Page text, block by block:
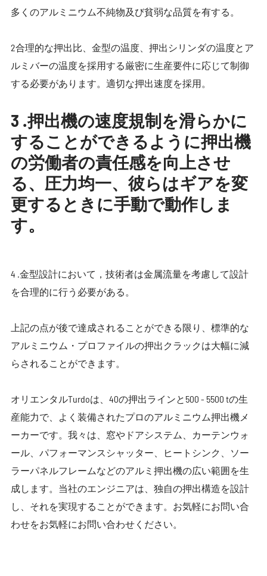
多くのアルミニウム不純物及び貧弱な品質を有する。
2合理的な押出比、金型の温度、押出シリンダの温度とア
ルミバーの温度を採用する厳密に生産要件に応じて制御
する必要があります。適切な押出速度を採用。
3 .押出機の速度規制を滑らかに
することができるように押出機
の労働者の責任感を向上させ
る、圧力均一、彼らはギアを変
更するときに手動で動作しま
す。
4 .金型設計において，技術者は金属流量を考慮して設計
を合理的に行う必要がある。
上記の点が後で達成されることができる限り、標準的な
アルミニウム・プロファイルの押出クラックは大幅に減
らされることができます。
オリエンタルTurdoは、40の押出ラインと500 - 5500 tの生
産能力で、よく装備されたプロのアルミニウム押出機メ
ーカーです。我々は、窓やドアシステム、カーテンウォ
ール、パフォーマンスシャッター、ヒートシンク、ソー
ラーパネルフレームなどのアルミ押出機の広い範囲を生
成します。当社のエンジニアは、独自の押出構造を設計
し、それを実現することができます。お気軽にお問い合
わせをお気軽にお問い合わせください。